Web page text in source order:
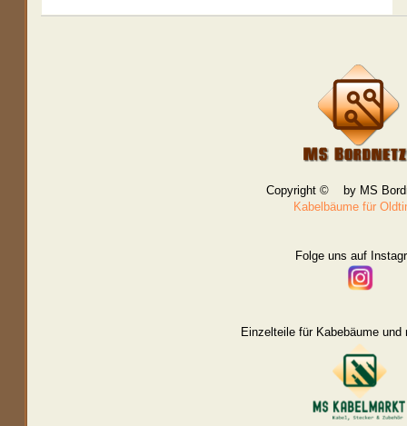
Copyright © by MS
Kabelbäume für
Folge uns auf
Einzelteile für Kabebäume und